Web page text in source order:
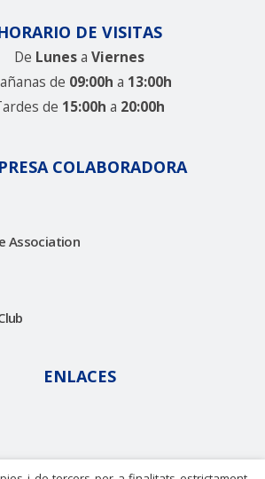
DE VISITAS
De LunesaViernes
de 09:00h a 13:00h
de 15:00h a 20:00h
COLABORADORA
Association
ENLACES